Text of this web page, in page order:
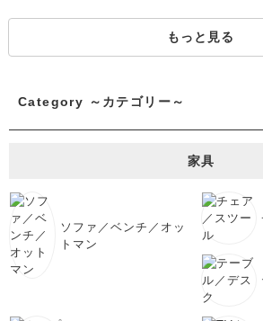
もっと見る
Category ～カテゴリー～
家具
ソファ／ベンチ／オッ
トマン